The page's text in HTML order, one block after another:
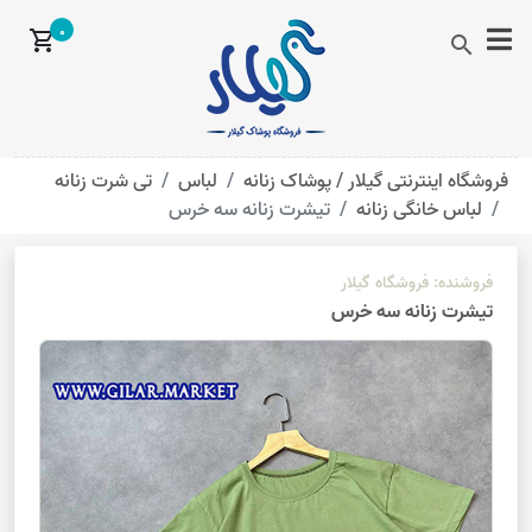
search
shopping_cart0
فروشگاه اینترنتی گیلار /پوشاک زنانه لباس
تی شرت زنانه
لباس خانگی زنانه
تیشرت زنانه سه خرس
فروشنده: فروشگاه گیلار
تیشرت زنانه سه خرس